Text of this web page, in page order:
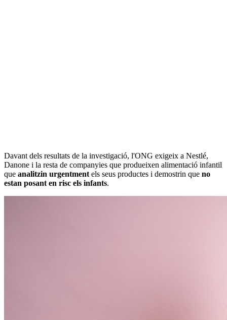
Davant dels resultats de la investigació, l'ONG exigeix a Nestlé,
Danone i la resta de companyies que produeixen alimentació infantil
que analitzin urgentmentels seus productes i demostrin que no
estan posant en risc els infants.